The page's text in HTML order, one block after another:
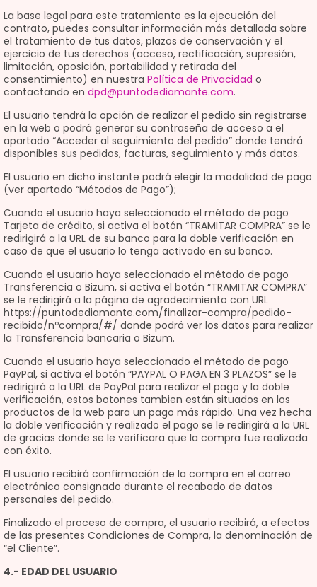
La base legal para este tratamiento es la ejecución del
contrato, puedes consultar información más detallada sobre
el tratamiento de tus datos, plazos de conservación y el
ejercicio de tus derechos (acceso, rectificación, supresión,
limitación, oposición, portabilidad y retirada del
consentimiento) en nuestra Política de Privacidad o
contactando en dpd@puntodediamante.com.
El usuario tendrá la opción de realizar el pedido sin registrarse
en la web o podrá generar su contraseña de acceso a el
apartado “Acceder al seguimiento del pedido” donde tendrá
disponibles sus pedidos, facturas, seguimiento y más datos.
El usuario en dicho instante podrá elegir la modalidad de pago
(ver apartado “Métodos de Pago”);
Cuando el usuario haya seleccionado el método de pago
Tarjeta de crédito, si activa el botón “TRAMITAR COMPRA” se le
redirigirá a la URL de su banco para la doble verificación en
caso de que el usuario lo tenga activado en su banco.
Cuando el usuario haya seleccionado el método de pago
Transferencia o Bizum, si activa el botón “TRAMITAR COMPRA”
se le redirigirá a la página de agradecimiento con URL
https://puntodediamante.com/finalizar-compra/pedido-
recibido/nºcompra/#/ donde podrá ver los datos para realizar
la Transferencia bancaria o Bizum.
Cuando el usuario haya seleccionado el método de pago
PayPal, si activa el botón “PAYPAL O PAGA EN 3 PLAZOS” se le
redirigirá a la URL de PayPal para realizar el pago y la doble
verificación, estos botones tambien están situados en los
productos de la web para un pago más rápido. Una vez hecha
la doble verificación y realizado el pago se le redirigirá a la URL
de gracias donde se le verificara que la compra fue realizada
con éxito.
El usuario recibirá confirmación de la compra en el correo
electrónico consignado durante el recabado de datos
personales del pedido.
Finalizado el proceso de compra, el usuario recibirá, a efectos
de las presentes Condiciones de Compra, la denominación de
“el Cliente”.
4.- EDAD DEL USUARIO